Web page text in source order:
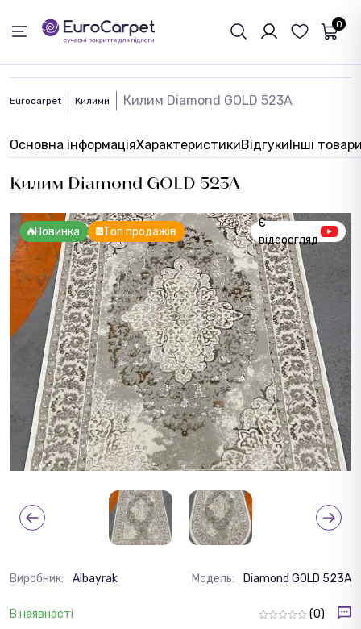
0
Eurocarpet Килими Килим Diamond GOLD 523A
Основна інформаціяХарактеристикиВідгукиІнші
Килим Diamond GOLD 523A
Новинка Топ продажів
Є
відеоогляд
Виробник: Albayrak Модель: Diamond GOLD 523A
В наявності (0)
ЗВОРОТНІЙ ЗВЯЗОК